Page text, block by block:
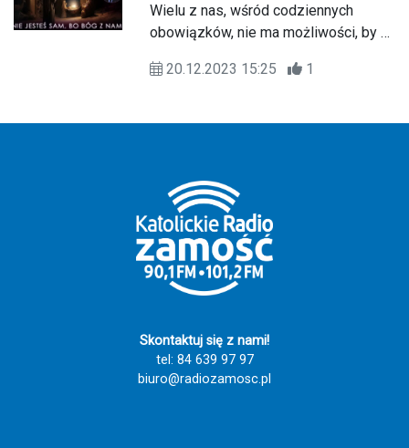
Wielu z nas, wśród codziennych
obowiązków, nie ma możliwości, by w
parafii. Tych z Państwa oraz
radio już od czwartku (21.12)
szansy".
20.12.2023 15:25 1
Skontaktuj się z nami!
tel: 84 639 97 97
biuro@radiozamosc.pl